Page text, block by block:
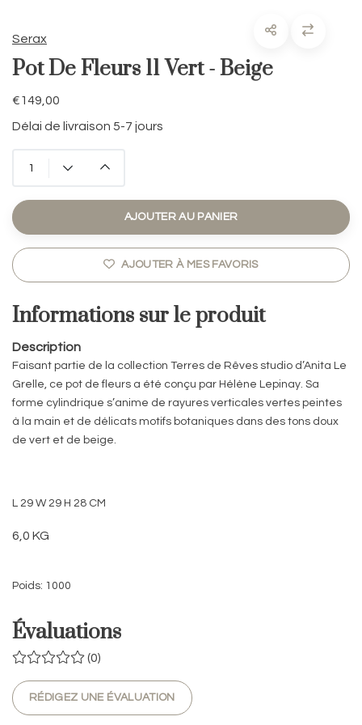
Serax
Pot De Fleurs 11 Vert - Beige
€149,00
Délai de livraison 5-7 jours
AJOUTER AU PANIER
AJOUTER À MES FAVORIS
Informations sur le produit
Description
Faisant partie de la collection Terres de Rêves studio d’Anita Le
Grelle, ce pot de fleurs a été conçu par Hélène Lepinay. Sa
forme cylindrique s’anime de rayures verticales vertes peintes
à la main et de délicats motifs botaniques dans des tons doux
de vert et de beige.
L 29 W 29 H 28 CM
6,0 KG
Poids: 1000
Évaluations
(0)
RÉDIGEZ UNE ÉVALUATION